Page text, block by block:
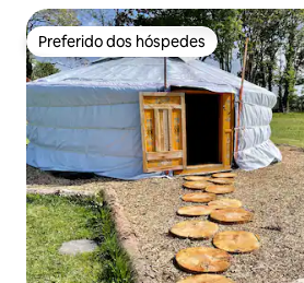
Preferido dos hóspedes
Preferido dos hóspedes